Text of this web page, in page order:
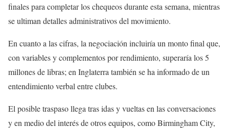
finales para completar los chequeos durante esta semana, mientras
se ultiman detalles administrativos del movimiento.
En cuanto a las cifras, la negociación incluiría un monto final que,
con variables y complementos por rendimiento, superaría los 5
millones de libras; en Inglaterra también se ha informado de un
entendimiento verbal entre clubes.
El posible traspaso llega tras idas y vueltas en las conversaciones
y en medio del interés de otros equipos, como Birmingham City,